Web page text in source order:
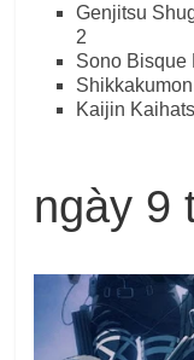
Genjitsu
2
Sono Bisque
Kaijin
ngày 9